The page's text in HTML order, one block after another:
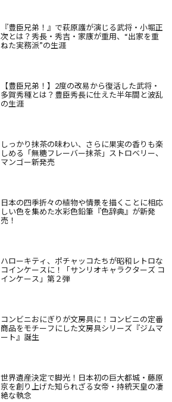
『豊臣兄弟！』で萩原護が演じる武将・小堀正
次とは？秀長・秀吉・家康が重用、“出家を重
ねた実務派”の生涯
【豊臣兄弟！】2度の改易から復活した武将・
多賀秀種とは？豊臣秀長に仕えた半年間と波乱
の生涯
しっかり抹茶の味わい、さらに果実の香りも楽
しめる「無糖フレーバー抹茶」ストロベリー、
マンゴー新発売
日本の四季折々の植物や情景を描くことに相応
しい色を集めた水彩色鉛筆『色辞典』が新発
売！
ハローキティ、ポチャッコたちが昭和レトロな
コインケースに！「サンリオキャラクターズ コ
インケース」第２弾
コンビニおにぎりが文房具に！コンビニの定番
商品をモチーフにした文房具シリーズ『ジムマ
ート』誕生
世界遺産決定で脚光！日本初の巨大都城・藤原
京を創り上げた知られざる女帝・持統天皇の凄
絶な執念